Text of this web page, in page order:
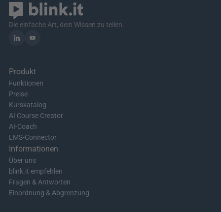
Die einfache Art, dein Wissen zu teilen.
Produkt
Funktionen
Preise
Kurskatalog
AI Course Creator
AI-Coach
LMS-Connector
Informationen
Über uns
blink.it empfehlen
Fragen & Antworten
Einordnung & Abgrenzung